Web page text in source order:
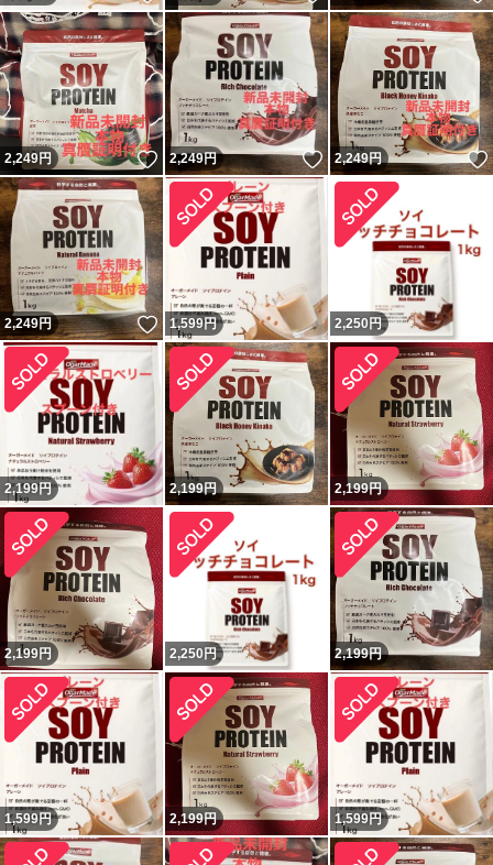
2,249円 いいね！
2,249円 いいね！
2,249円
2,249円 いいね！
1,599円 2,250 円
2,199円 2,199円 2,199円
2,199円 2,250 円 2,199円
1,599円 2,199円 1,599円